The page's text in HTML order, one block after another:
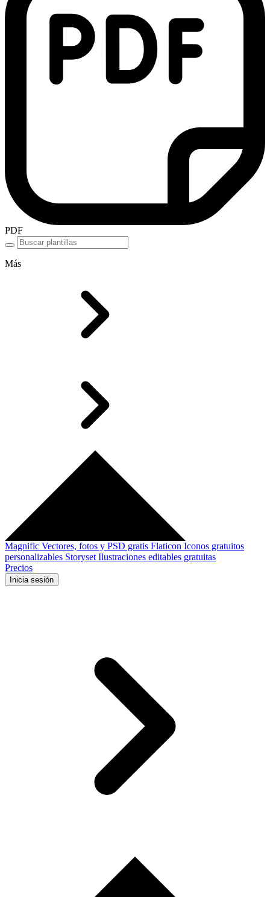
PDF
Más
Magnific Vectores, fotos y PSD gratis Flaticon Iconos gratuitos
personalizables Storyset Ilustraciones editables gratuitas
Precios
Inicia sesión